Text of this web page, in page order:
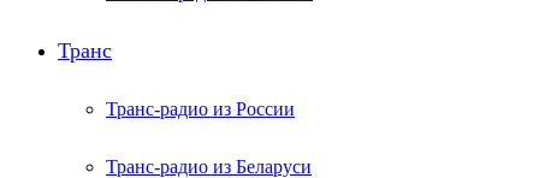
Транс
Транс-радио из России
Транс-радио из Беларуси